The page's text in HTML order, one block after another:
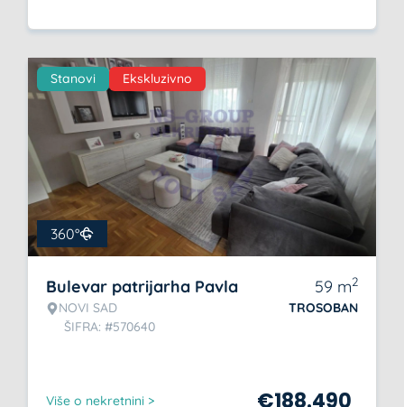
Stanovi Ekskluzivno
360°
Bulevar patrijarha Pavla
NOVI SAD
ŠIFRA: #570640
59 m2
TROSOBAN
Više o nekretnini > €188.490